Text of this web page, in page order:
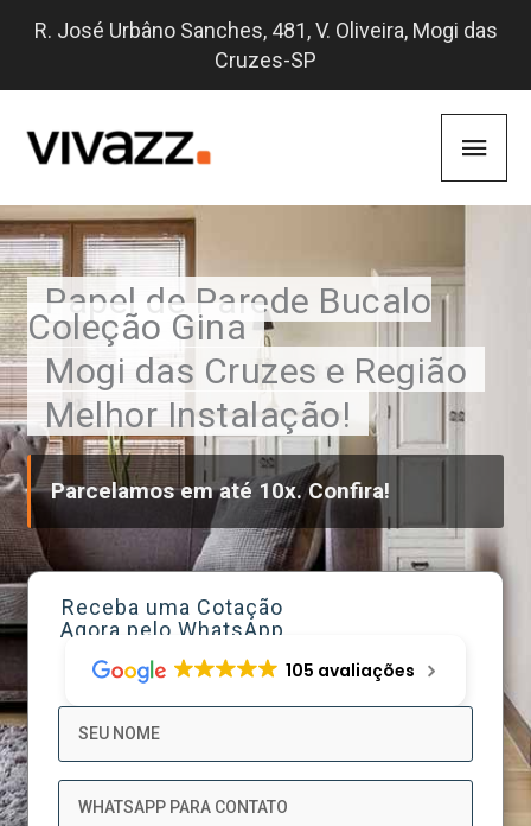
content
R. José Urbâno Sanches, 481, V. Oliveira, Mogi das
Cruzes-SP
Main
Papel de Parede Bucalo
Coleção Gina
Mogi das Cruzes e Região
Melhor Instalação!
Parcelamos em até 10x. Confira!
Receba uma Cotação
Agora pelo WhatsApp
105 avaliações